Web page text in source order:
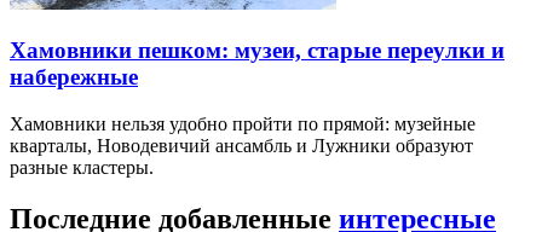
Хамовники пешком: музеи, старые переулки и
набережные
Хамовники нельзя удобно пройти по прямой: музейные
кварталы, Новодевичий ансамбль и Лужники образуют
разные кластеры.
Последние добавленные интересные